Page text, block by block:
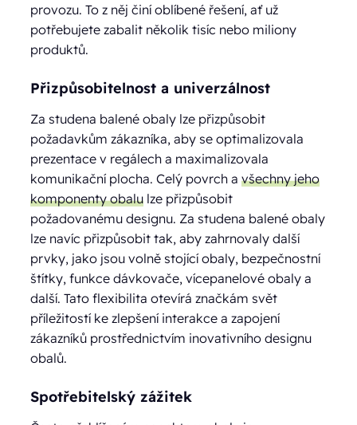
provozu. To z něj činí oblíbené řešení, ať už
potřebujete zabalit několik tisíc nebo miliony
produktů.
Přizpůsobitelnost a univerzálnost
Za studena balené obaly lze přizpůsobit
požadavkům zákazníka, aby se optimalizovala
prezentace v regálech a maximalizovala
komunikační plocha. Celý povrch avšechny jeho
komponenty obalu lze přizpůsobit
požadovanému designu. Za studena balené obaly
lze navíc přizpůsobit tak, aby zahrnovaly další
prvky, jako jsou volně stojící obaly, bezpečnostní
štítky, funkce dávkovače, vícepanelové obaly a
další. Tato flexibilita otevírá značkám svět
příležitostí ke zlepšení interakce a zapojení
zákazníků prostřednictvím inovativního designu
obalů.
Spotřebitelský zážitek